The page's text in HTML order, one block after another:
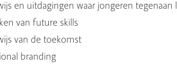
en uitdagingen waar jongeren tegenaan
van future skills
van de toekomst
branding